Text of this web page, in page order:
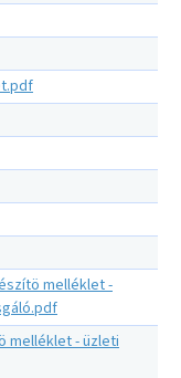
melléklet -
melléklet - üzleti